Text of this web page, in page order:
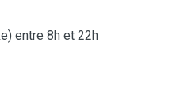
entre 8h et 22h